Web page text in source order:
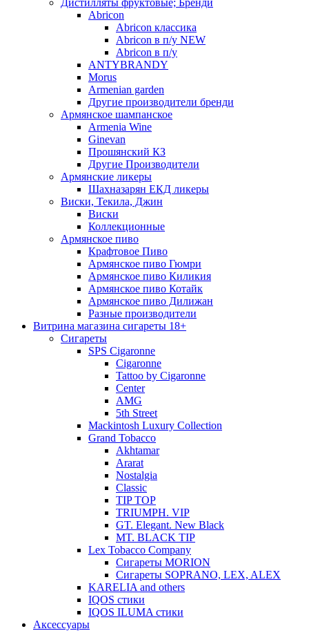
Дистилляты фруктовые; Бренди
Abricon
Abricon классика
Abricon в п/у NEW
Abricon в п/у
ANTYBRANDY
Morus
Armenian garden
Другие производители бренди
Армянское шампанское
Armenia Wine
Ginevan
Прошянский КЗ
Другие Производители
Армянские ликеры
Шахназарян ЕКД ликеры
Виски, Текила, Джин
Виски
Коллекционные
Армянское пиво
Крафтовое Пиво
Армянское пиво Гюмри
Армянское пиво Киликия
Армянское пиво Котайк
Армянское пиво Дилижан
Разные производители
Витрина магазина сигареты 18+
Cигареты
SPS Cigaronne
Сigaronne
Tattoo by Cigaronne
Center
AMG
5th Street
Mackintosh Luxury Collection
Grand Tobacco
Akhtamar
Ararat
Nostalgia
Classic
TIP TOP
TRIUMPH. VIP
GT. Elegant. New Black
MT. BLACK TIP
Lex Tobacco Company
Сигареты MORION
Сигареты SOPRANO, LEX, ALEX
KARELIA and others
IQOS стики
IQOS ILUMA стики
Аксессуары